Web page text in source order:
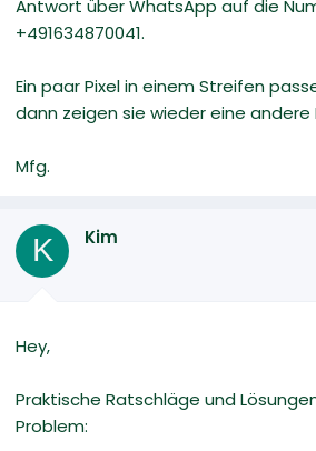
Antwort über WhatsApp auf die
+491634870041.
Ein paar Pixel in einem Streifen
dann zeigen sie wieder eine andere
Mfg.
K Kim
Hey,
Praktische Ratschläge und
Problem: